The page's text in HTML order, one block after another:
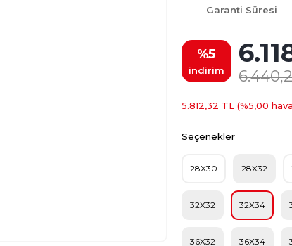
Garanti Süresi
%5
indirim
5.812,32 TL (%5,00
Seçenekler
28X30 28X32
32X32 32X34
36X32 36X34